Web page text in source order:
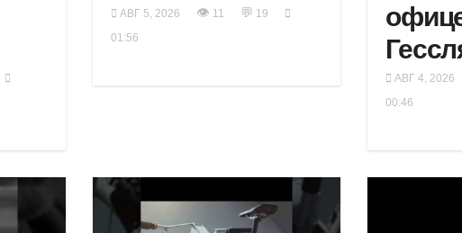
АВГ 5, 2026 👁 11 💬 19
01:56
АВГ 4, 2026
00:46